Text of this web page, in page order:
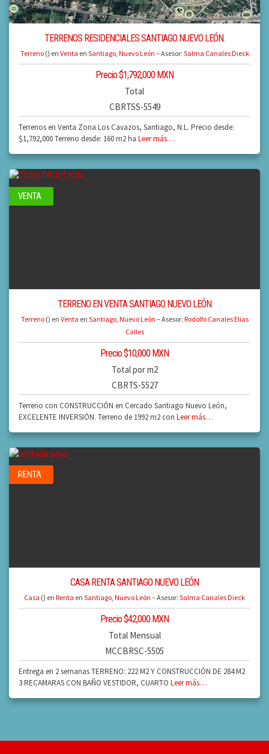
TERRENOS RESIDENCIALES SANTIAGO NUEVO LEÓN.
Terreno() en Venta en Santiago, Nuevo León – Asesor: Salma Canales Dieck
Precio $1,792,000 MXN
Total
CBRTSS-5549
Terrenos en Venta Zona Los Cavazos, Santiago, N.L. Precio desde:
$1,792,000 Terreno desde: 160 m2 ha Leer más…
VENTA
TERRENO EN VENTA SANTIAGO NUEVO LEÓN
Terreno() en Venta en Santiago, Nuevo León – Asesor: Rodolfo Canales Elias
Calles
Precio $10,000 MXN
Total por m2
CBRTS-5527
Terreno con CONSTRUCCIÓN en Cercado Santiago Nuevo León,
EXCELENTE INVERSIÓN. Terreno de 1992 m2 con Leer más…
RENTA
CASA RENTA SANTIAGO NUEVO LEÓN
Casa () en Renta en Santiago, Nuevo León – Asesor: Salma Canales Dieck
Precio $42,000 MXN
Total Mensual
MCCBRSC-5505
Entrega en 2 semanas TERRENO: 222 M2 Y CONSTRUCCIÓN DE 284 M2
3 RECAMARAS CON BAÑO VESTIDOR, CUARTO Leer más…